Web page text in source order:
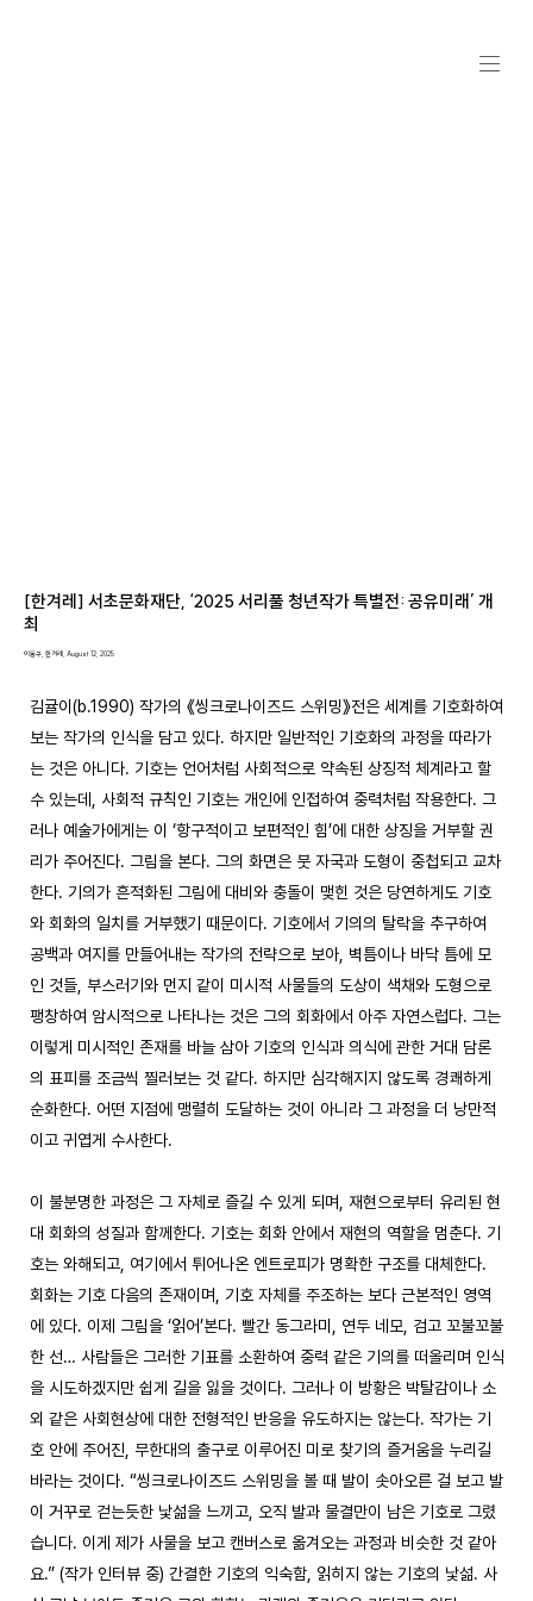
[한겨레] 서초문화재단, ‘2025 서리풀 청년작가 특별전: 공유미래’ 개
최
이동구, 한겨레, August 12, 2025
김귤이(b.1990) 작가의 《씽크로나이즈드 스위밍》전은 세계를 기호화하여
보는 작가의 인식을 담고 있다. 하지만 일반적인 기호화의 과정을 따라가
는 것은 아니다. 기호는 언어처럼 사회적으로 약속된 상징적 체계라고 할
수 있는데, 사회적 규칙인 기호는 개인에 인접하여 중력처럼 작용한다. 그
러나 예술가에게는 이 ‘항구적이고 보편적인 힘’에 대한 상징을 거부할 권
리가 주어진다. 그림을 본다. 그의 화면은 붓 자국과 도형이 중첩되고 교차
한다. 기의가 흔적화된 그림에 대비와 충돌이 맺힌 것은 당연하게도 기호
와 회화의 일치를 거부했기 때문이다. 기호에서 기의의 탈락을 추구하여
공백과 여지를 만들어내는 작가의 전략으로 보아, 벽틈이나 바닥 틈에 모
인 것들, 부스러기와 먼지 같이 미시적 사물들의 도상이 색채와 도형으로
팽창하여 암시적으로 나타나는 것은 그의 회화에서 아주 자연스럽다. 그는
이렇게 미시적인 존재를 바늘 삼아 기호의 인식과 의식에 관한 거대 담론
의 표피를 조금씩 찔러보는 것 같다. 하지만 심각해지지 않도록 경쾌하게
순화한다. 어떤 지점에 맹렬히 도달하는 것이 아니라 그 과정을 더 낭만적
이고 귀엽게 수사한다.
이 불분명한 과정은 그 자체로 즐길 수 있게 되며, 재현으로부터 유리된 현
대 회화의 성질과 함께한다. 기호는 회화 안에서 재현의 역할을 멈춘다. 기
호는 와해되고, 여기에서 튀어나온 엔트로피가 명확한 구조를 대체한다.
회화는 기호 다음의 존재이며, 기호 자체를 주조하는 보다 근본적인 영역
에 있다. 이제 그림을 ‘읽어’본다. 빨간 동그라미, 연두 네모, 검고 꼬불꼬불
한 선… 사람들은 그러한 기표를 소환하여 중력 같은 기의를 떠올리며 인식
을 시도하겠지만 쉽게 길을 잃을 것이다. 그러나 이 방황은 박탈감이나 소
외 같은 사회현상에 대한 전형적인 반응을 유도하지는 않는다. 작가는 기
호 안에 주어진, 무한대의 출구로 이루어진 미로 찾기의 즐거움을 누리길
바라는 것이다. “씽크로나이즈드 스위밍을 볼 때 발이 솟아오른 걸 보고 발
이 거꾸로 걷는듯한 낯섦을 느끼고, 오직 발과 물결만이 남은 기호로 그렸
습니다. 이게 제가 사물을 보고 캔버스로 옮겨오는 과정과 비슷한 것 같아
요.” (작가 인터뷰 중) 간결한 기호의 익숙함, 읽히지 않는 기호의 낯섦. 사